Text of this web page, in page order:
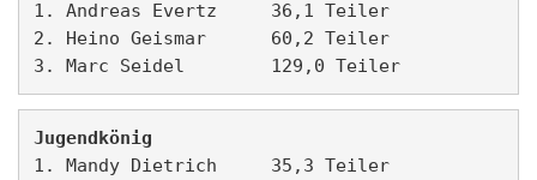
1. Andreas Evertz     36,1 Teiler
2. Heino Geismar      60,2 Teiler
3. Marc Seidel        129,0 Teiler
Jugendkönig
1. Mandy Dietrich     35,3 Teiler